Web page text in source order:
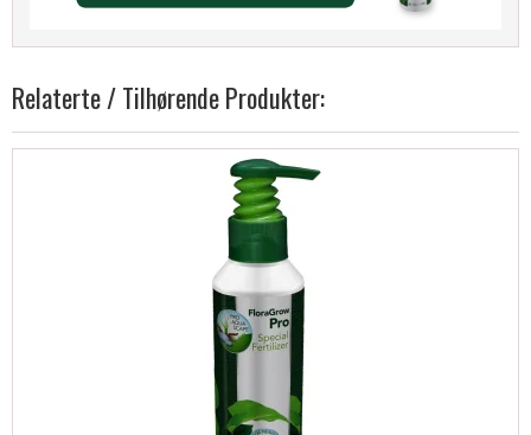
Relaterte / Tilhørende Produkter: